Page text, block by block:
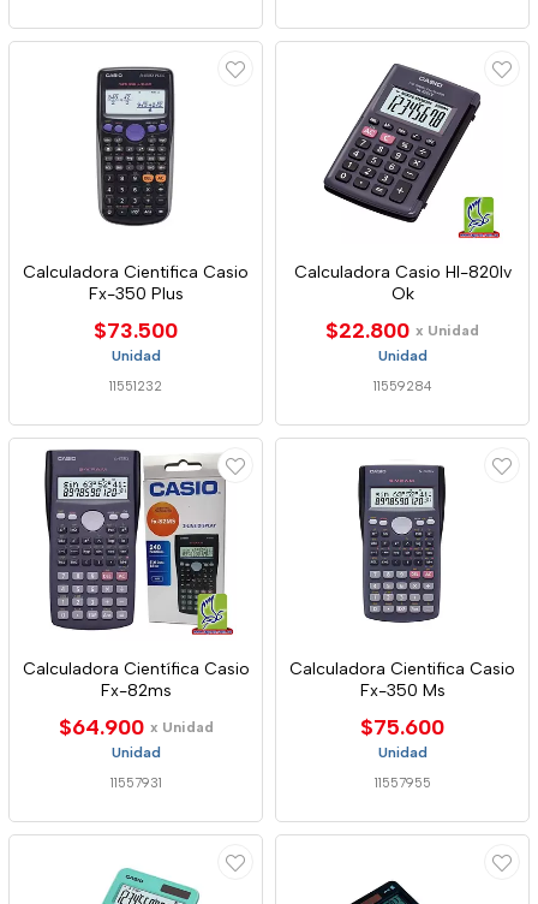
Calculadora Cientifica Casio
Fx-350 Plus
$73.500
Unidad
11551232
Calculadora Casio Hl-820lv
Ok
$22.800 x Unidad
Unidad
11559284
Calculadora Científica Casio
Fx-82ms
$64.900 x Unidad
Unidad
11557931
Calculadora Cientifica Casio
Fx-350 Ms
$75.600
Unidad
11557955